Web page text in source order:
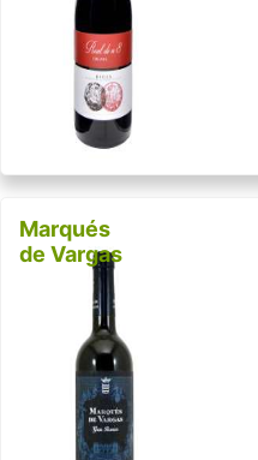
Marqués
de Vargas